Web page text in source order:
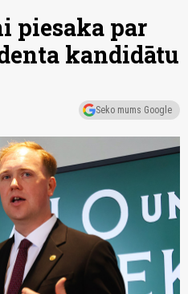
piesaka par
kandidātu
Seko mums Google